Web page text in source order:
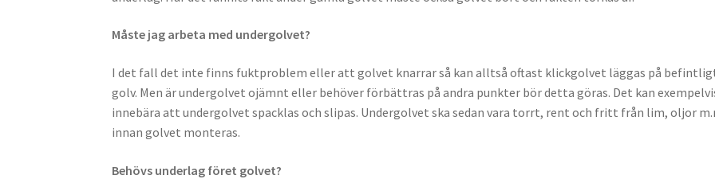
Måste jag arbeta med undergolvet?
I det fall det inte finns fuktproblem eller att golvet knarrar så kan alltså oftast klickgolvet läggas på
golv. Men är undergolvet ojämnt eller behöver förbättras på andra punkter bör detta göras. Det kan
innebära att undergolvet spacklas och slipas. Undergolvet ska sedan vara torrt, rent och fritt från lim, oljor
innan golvet monteras.
Behövs underlag föret golvet?